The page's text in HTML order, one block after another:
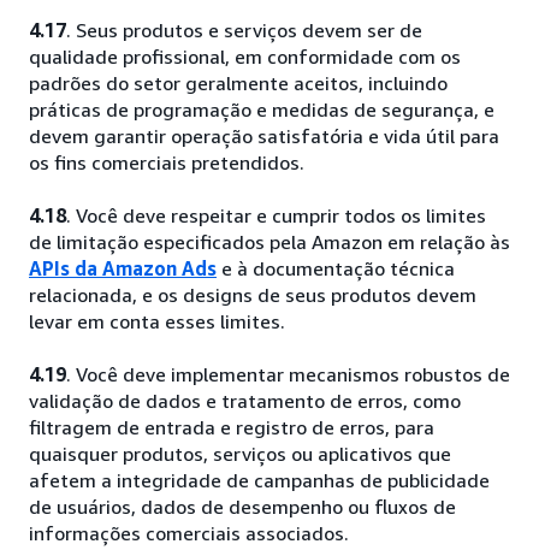
4.17. Seus produtos e serviços devem ser de
qualidade profissional, em conformidade com os
padrões do setor geralmente aceitos, incluindo
práticas de programação e medidas de segurança, e
devem garantir operação satisfatória e vida útil para
os fins comerciais pretendidos.
4.18. Você deve respeitar e cumprir todos os limites
de limitação especificados pela Amazon em relação às
APIs da Amazon Ads e à documentação técnica
relacionada, e os designs de seus produtos devem
levar em conta esses limites.
4.19. Você deve implementar mecanismos robustos de
validação de dados e tratamento de erros, como
filtragem de entrada e registro de erros, para
quaisquer produtos, serviços ou aplicativos que
afetem a integridade de campanhas de publicidade
de usuários, dados de desempenho ou fluxos de
informações comerciais associados.